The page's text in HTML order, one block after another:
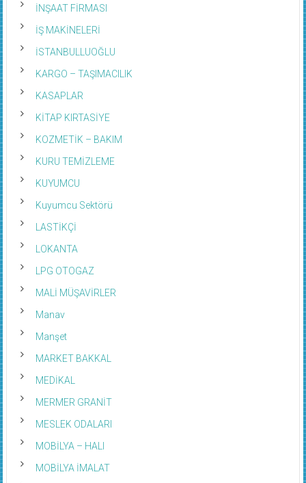
İNŞAAT FİRMASI
İŞ MAKİNELERİ
İSTANBULLUOĞLU
KARGO – TAŞIMACILIK
KASAPLAR
KİTAP KIRTASİYE
KOZMETİK – BAKIM
KURU TEMİZLEME
KUYUMCU
Kuyumcu Sektörü
LASTİKÇİ
LOKANTA
LPG OTOGAZ
MALİ MÜŞAVİRLER
Manav
Manşet
MARKET BAKKAL
MEDİKAL
MERMER GRANİT
MESLEK ODALARI
MOBİLYA – HALI
MOBİLYA İMALAT